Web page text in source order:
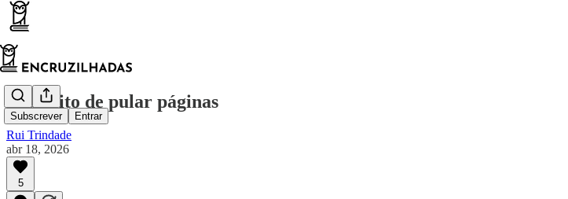
Subscrever Entrar
O direito de pular páginas
Rui Trindade
abr 18, 2026
5